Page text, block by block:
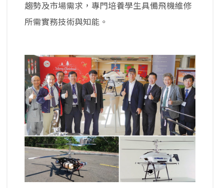
趨勢及市場需求，專門培養學生具備飛機維修
所需實務技術與知能。